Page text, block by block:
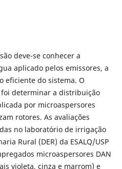
deve-se conhecer a
aplicado pelos emissores, a
eficiente do sistema. O
determinar a distribuição
por microaspersores
rotores. As avaliações
no laboratório de irrigação
Rural (DER) da ESALQ/USP
microaspersores DAN
violeta, cinza e marrom) e